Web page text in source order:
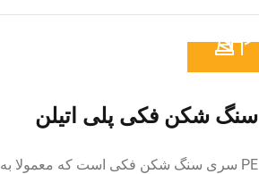
سنگ شکن فکی پلی اتیلن
PE سری سنگ شکن فکی است که معمولا به